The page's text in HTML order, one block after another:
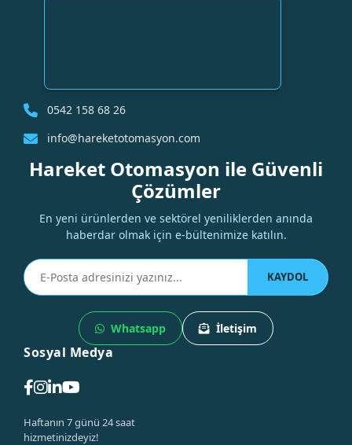
0542 158 68 26
info@hareketotomasyon.com
Hareket Otomasyon ile Güvenli
Çözümler
En yeni ürünlerden ve sektörel yeniliklerden anında
haberdar olmak için e-bültenimize katılın.
KAYDOL
Whatsapp İletişim
Sosyal Medya
Haftanın 7 günü 24 saat
hizmetinizdeyiz!